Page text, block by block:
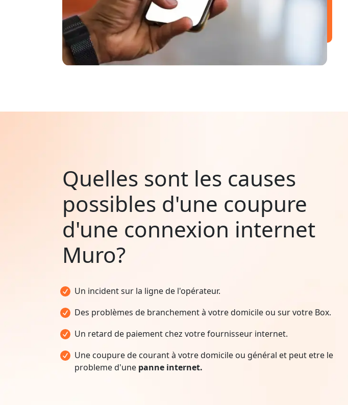
Quelles sont les causes
possibles d'une coupure
d'une connexion internet
Muro?
Un incident sur la ligne de l'opérateur.
Des problèmes de branchement à votre domicile ou sur votre Box.
Un retard de paiement chez votre fournisseur internet.
Une coupure de courant à votre domicile ou général et peut etre le
probleme d'une panne internet.